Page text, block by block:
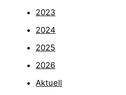
2023
2024
2025
2026
Aktuell